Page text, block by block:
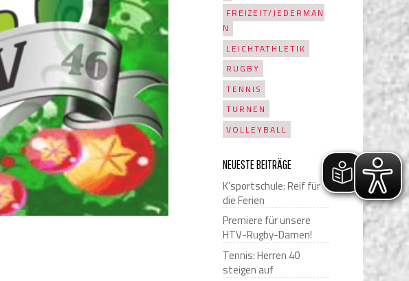
FREIZEIT/JEDERMAN
N
LEICHTATHLETIK
RUGBY
TENNIS
TURNEN
VOLLEYBALL
NEUESTE BEITRÄGE
K’sportschule: Reif für
die Ferien
Premiere für unsere
HTV-Rugby-Damen!
Tennis: Herren 40
steigen auf